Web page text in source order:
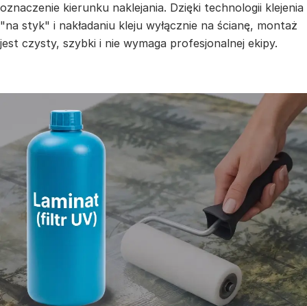
oznaczenie kierunku naklejania. Dzięki technologii klejenia
"na styk" i nakładaniu kleju wyłącznie na ścianę, montaż
jest czysty, szybki i nie wymaga profesjonalnej ekipy.